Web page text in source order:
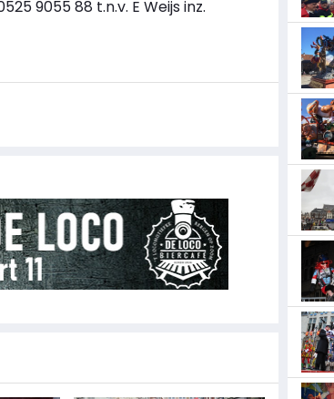
9055 88 t.n.v. E Weijs inz.